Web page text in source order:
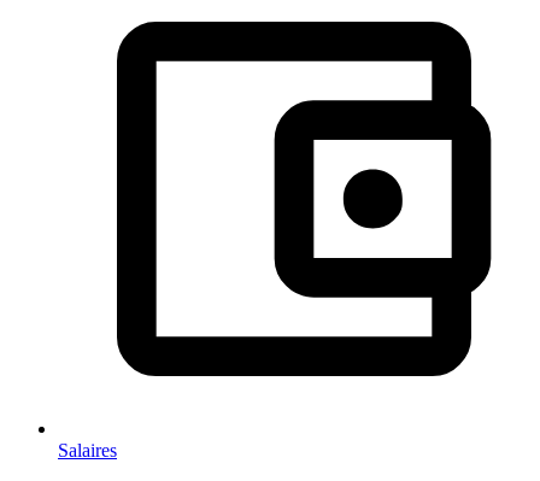
Salaires